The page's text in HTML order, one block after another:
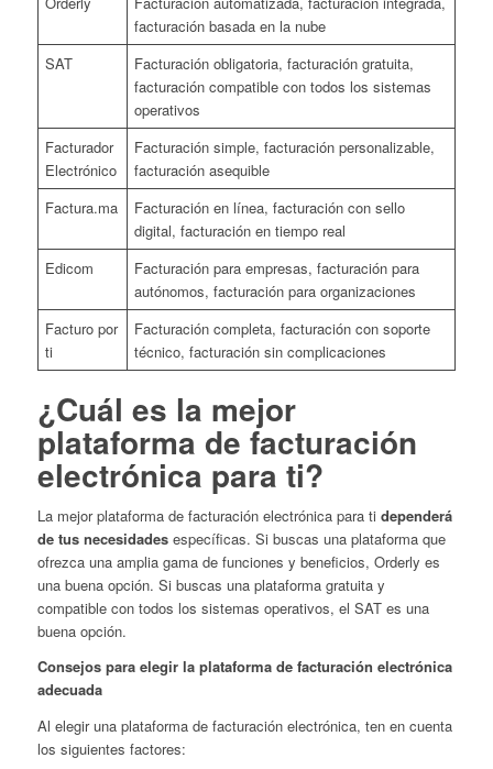
facturación basada en la nube
SAT
Facturación obligatoria, facturación gratuita,
facturación compatible con todos los sistemas
operativos
Facturador
Electrónico
Facturación simple, facturación personalizable,
facturación asequible
Factura.ma
Facturación en línea, facturación con sello
digital, facturación en tiempo real
Edicom
Facturación para empresas, facturación para
autónomos, facturación para organizaciones
Facturo por
ti
Facturación completa, facturación con soporte
técnico, facturación sin complicaciones
¿Cuál es la mejor
plataforma de facturación
electrónica para ti?
La mejor plataforma de facturación electrónica para ti dependerá
de tus necesidadesespecíficas. Si buscas una plataforma que
ofrezca una amplia gama de funciones y beneficios, Orderly es
una buena opción. Si buscas una plataforma gratuita y
compatible con todos los sistemas operativos, el SAT es una
buena opción.
Consejos para elegir la plataforma de facturación electrónica
adecuada
Al elegir una plataforma de facturación electrónica, ten en cuenta
los siguientes factores: